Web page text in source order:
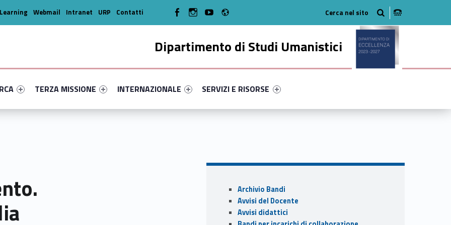
Dipartimento di Studi Umanistici
primary-28439-14
#link-menu-primary-25183-35
Link identifier #link-menu-primary-97481-45
TERZA MISSIONE
Link identifier #link-menu-primary-12446-49
INTERNAZIONALE
Link identifier #link-menu-primary-9315-56
SERVIZI E RISORSE
Webmail Intranet URP Contatti WebMan on FacebookWebMan on Instagram
WebMan on Youtube
Sidebar
Archivio Bandi
Avvisi del Docente
Avvisi didattici